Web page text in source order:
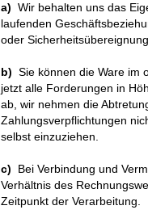
a) Wir behalten uns das
laufenden
oder
b) Sie können die Ware im
jetzt alle Forderungen in
ab, wir nehmen die
Zahlungsverpflichtungen
selbst einzuziehen.
c) Bei Verbindung und
Verhältnis des
Zeitpunkt der Verarbeitung.